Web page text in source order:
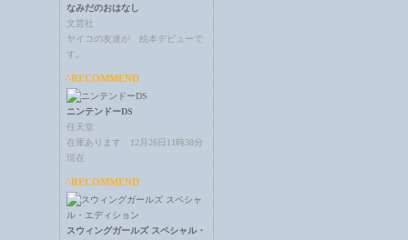
なみだのおはなし
文芸社
ヤイコの友達が 絵本デビューで
す。
∴RECOMMEND
ニンテンドーDS
任天堂
在庫あります 12月26日11時38分
現在
∴RECOMMEND
スウィングガールズ スペシャル・